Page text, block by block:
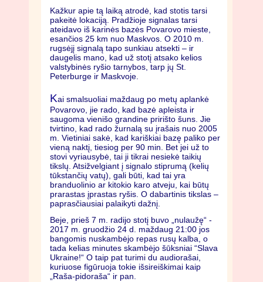
Kažkur apie tą laiką atrodė, kad stotis tarsi
pakeitė lokaciją. Pradžioje signalas tarsi
ateidavo iš karinės bazės Povarovo mieste,
esančios 25 km nuo Maskvos. O 2010 m.
rugsėjį signalą tapo sunkiau atsekti – ir
daugelis mano, kad už stotį atsako kelios
valstybinės ryšio tarnybos, tarp jų St.
Peterburge ir Maskvoje.
Kai smalsuoliai maždaug po metų aplankė
Povarovo, jie rado, kad bazė apleista ir
saugoma vienišo grandine pririšto šuns. Jie
tvirtino, kad rado žurnalą su įrašais nuo 2005
m. Vietiniai sakė, kad kariškiai bazę paliko per
vieną naktį, tiesiog per 90 min. Bet jei už to
stovi vyriausybė, tai ji tikrai nesiekė taikių
tikslų. Atsižvelgiant į signalo stiprumą (kelių
tūkstančių vatų), gali būti, kad tai yra
branduolinio ar kitokio karo atveju, kai būtų
prarastas įprastas ryšis. O dabartinis tikslas –
paprasčiausiai palaikyti dažnį.
Beje, prieš 7 m. radijo stotį buvo „nulaužę“ -
2017 m. gruodžio 24 d. maždaug 21:00 jos
bangomis nuskambėjo repas rusų kalba, o
tada kelias minutes skambėjo šūksniai “Slava
Ukraine!“ O taip pat turimi du audiorašai,
kuriuose figūruoja tokie išsireiškimai kaip
„Raša-pidoraša“ ir pan.